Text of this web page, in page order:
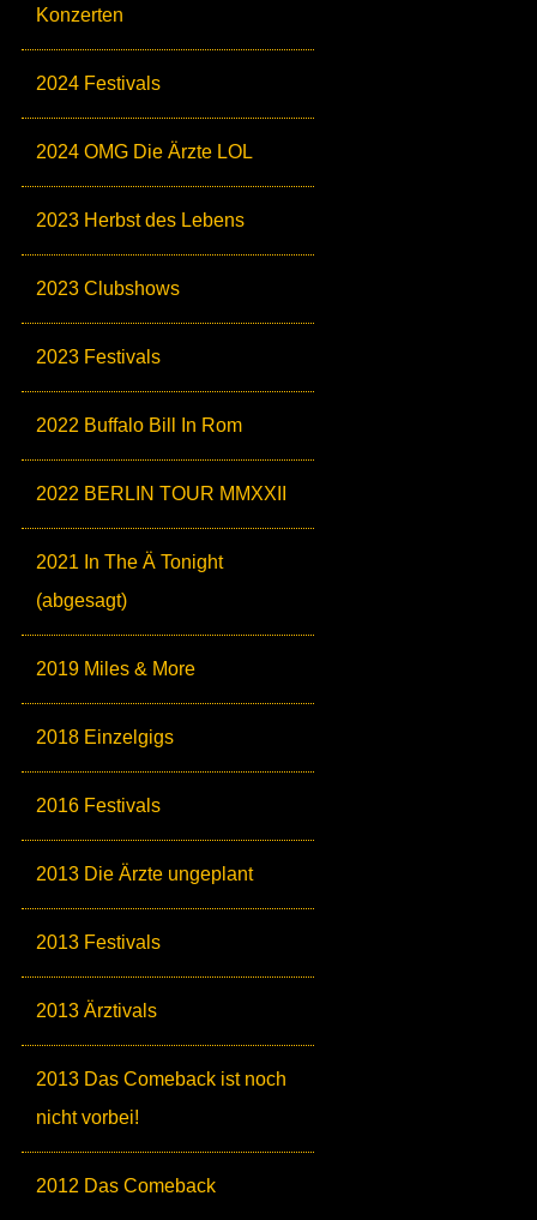
Konzerten
2024 Festivals
2024 OMG Die Ärzte LOL
2023 Herbst des Lebens
2023 Clubshows
2023 Festivals
2022 Buffalo Bill In Rom
2022 BERLIN TOUR MMXXII
2021 In The Ä Tonight
(abgesagt)
2019 Miles & More
2018 Einzelgigs
2016 Festivals
2013 Die Ärzte ungeplant
2013 Festivals
2013 Ärztivals
2013 Das Comeback ist noch
nicht vorbei!
2012 Das Comeback